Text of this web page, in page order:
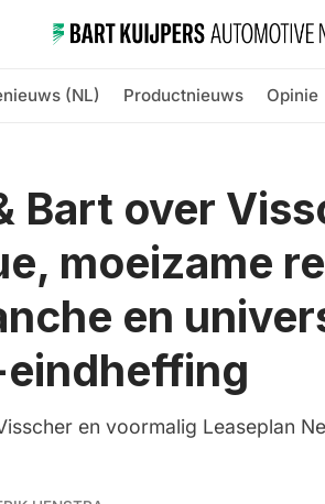
(NL) Productnieuws Opinie
Bart over
moeizame
en
en voormalig Leaseplan